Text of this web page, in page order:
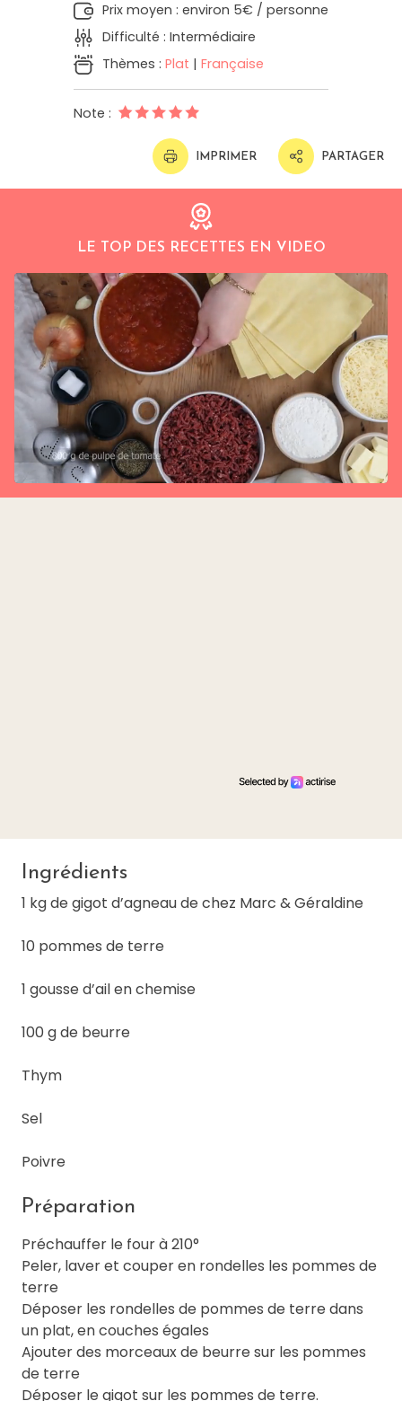
Prix moyen : environ 5€ / personne
Difficulté : Intermédiaire
Thèmes : Plat | Française
Note :
IMPRIMER PARTAGER
LE TOP DES RECETTES EN VIDEO
Ingrédients
1 kg de gigot d’agneau de chez Marc & Géraldine
10 pommes de terre
1 gousse d’ail en chemise
100 g de beurre
Thym
Sel
Poivre
Préparation
Préchauffer le four à 210°
Peler, laver et couper en rondelles les pommes de
terre
Déposer les rondelles de pommes de terre dans
un plat, en couches égales
Ajouter des morceaux de beurre sur les pommes
de terre
Déposer le gigot sur les pommes de terre.